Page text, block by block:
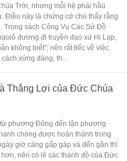
Trời, nhưng mỗi hệ phái hầu
Điều này là chứng cớ cho thấy rằng
Trong sách Công Vụ Các Sứ Đồ
đương đi truyền đạo xứ Hi Lạp,
không biết”, nên rất tiếc về việc
xứng đáng, th...
Thắng Lợi của Đức Chúa
phương Đông đến tận phương
chóng được hoàn thành trong
giờ càng gấp gáp và đến gần thì
nên có lẽ các thánh đồ của Đức